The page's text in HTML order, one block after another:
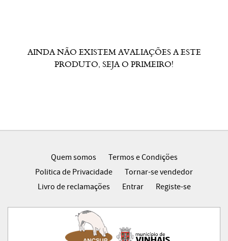
AINDA NÃO EXISTEM AVALIAÇÕES A ESTE
PRODUTO, SEJA O PRIMEIRO!
Quem somos
Termos e Condições
Politica de Privacidade
Tornar-se vendedor
Livro de reclamações
Entrar Registe-se